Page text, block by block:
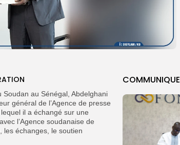
COMMUNIQUE
Soudan au Sénégal, Abdelghani
général de l’Agence de presse
il a échangé sur une
l’Agence soudanaise de
les échanges, le soutien